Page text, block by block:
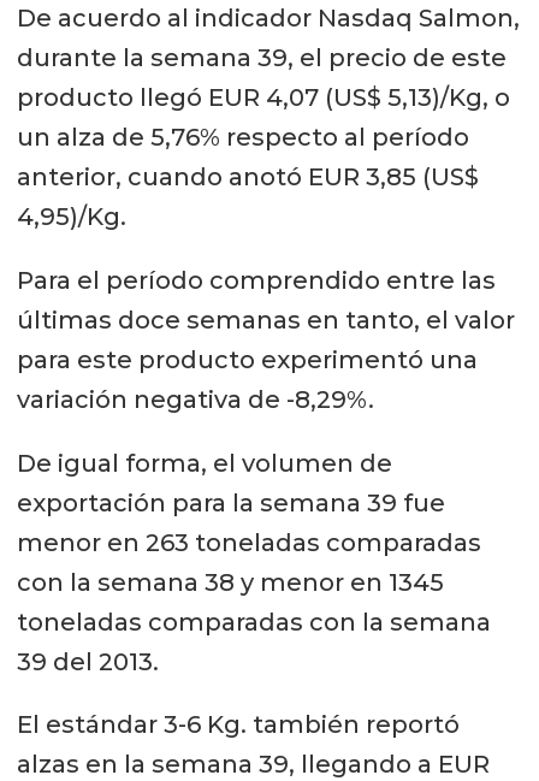
De acuerdo al indicador Nasdaq Salmon,
durante la semana 39, el precio de este
producto llegó EUR 4,07 (US$ 5,13)/Kg, o
un alza de 5,76% respecto al período
anterior, cuando anotó EUR 3,85 (US$
4,95)/Kg.
Para el período comprendido entre las
últimas doce semanas en tanto, el valor
para este producto experimentó una
variación negativa de -8,29%.
De igual forma, el volumen de
exportación para la semana 39 fue
menor en 263 toneladas comparadas
con la semana 38 y menor en 1345
toneladas comparadas con la semana
39 del 2013.
El estándar 3-6 Kg. también reportó
alzas en la semana 39, llegando a EUR